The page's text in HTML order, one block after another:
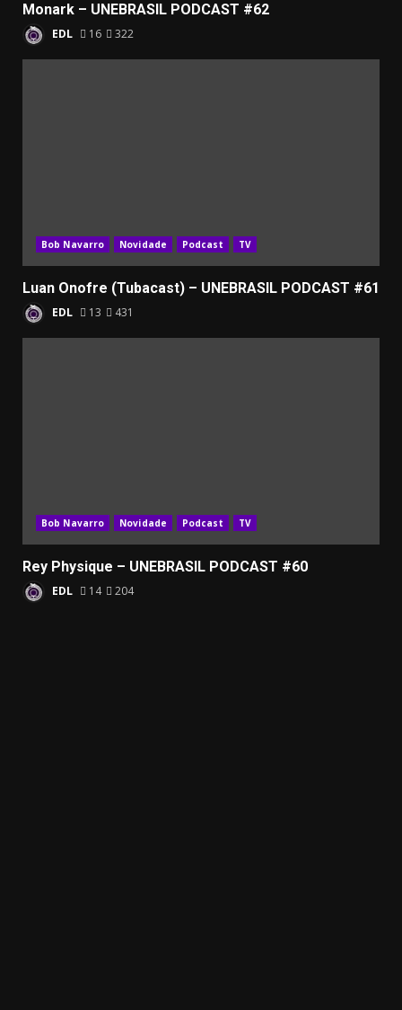
Monark – UNEBRASIL PODCAST #62
EDL 16 322
Bob Navarro Novidade Podcast TV
Luan Onofre (Tubacast) – UNEBRASIL PODCAST #61
EDL 13 431
Bob Navarro Novidade Podcast TV
Rey Physique – UNEBRASIL PODCAST #60
EDL 14 204